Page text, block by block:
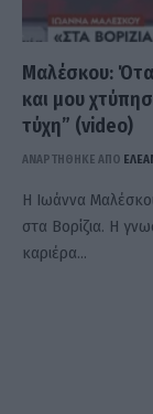
Μαλέσκου:
και μου
τύχη” (video)
ΑΝΑΡΤΗΘΗΚΕ ΑΠΟ
Η Ιωάννα
στα Βορίζια. Η
καριέρα…